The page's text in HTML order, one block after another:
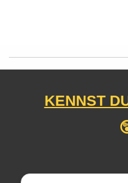
KENNST